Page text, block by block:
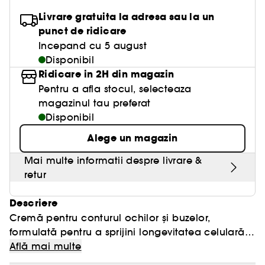
Livrare gratuita la adresa sau la un
punct de ridicare
Incepand cu 5 august
Disponibil
Ridicare in 2H din magazin
Pentru a afla stocul, selecteaza
magazinul tau preferat
Disponibil
Alege un magazin
Mai multe informatii despre livrare &
retur
Descriere
Cremă pentru conturul ochilor și buzelor,
formulată pentru a sprijini longevitatea celulară,
stimulând activitatea naturală pielii. Textura
plăcută conține o formulă care revitalizează zona
Află mai multe